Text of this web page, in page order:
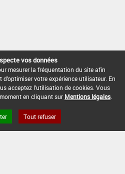
vos données
mesurer la fréquentation du site afin
votre expérience utilisateur. En
acceptez l'utilisation de cookies. Vous
en cliquant sur Mentions légales
Tout refuser